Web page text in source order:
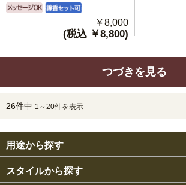
￥8,000
(税込 ￥8,800)
つづきを見る
26件中 1～20件を表示
用途から探す
スタイルから探す